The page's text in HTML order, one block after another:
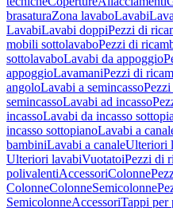
brasaturaZona lavaboLavabi
LavabiLavabi doppiPezzi di
mobili sottolavaboPezzi di
sottolavaboLavabi da appoggio
appoggioLavamaniPezzi di
angoloLavabi a semincasso
semincassoLavabi ad incasso
incassoLavabi da incasso
incasso sottopianoLavabi a
bambiniLavabi a canaleUlteriori
Ulteriori lavabiVuotatoiPezzi di
polivalentiAccessoriColonne
ColonneColonneSemicolonne
SemicolonneAccessoriTappi per